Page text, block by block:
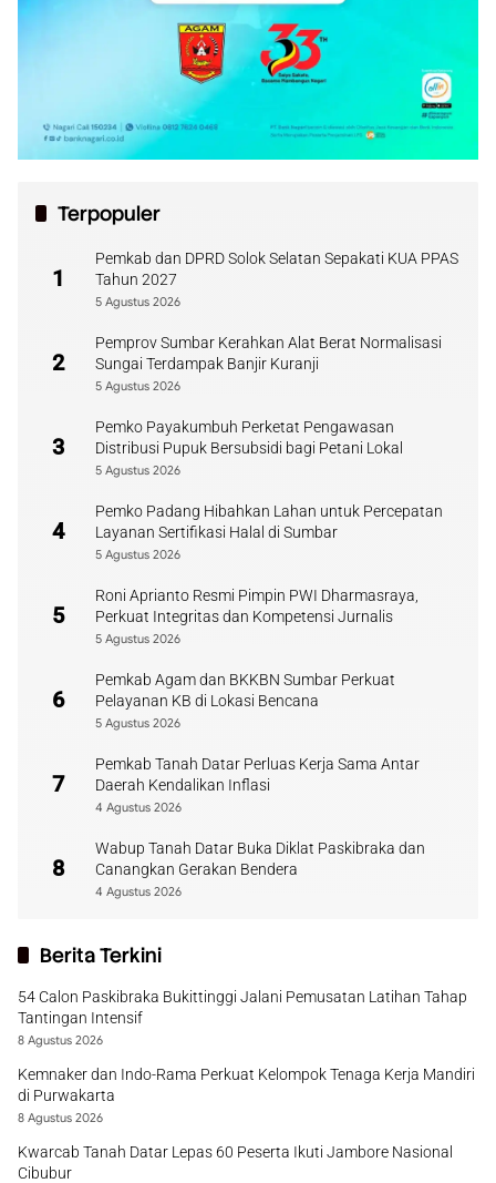
Terpopuler
1
Pemkab dan DPRD Solok Selatan Sepakati KUA PPAS
Tahun 2027
5 Agustus 2026
2
Pemprov Sumbar Kerahkan Alat Berat Normalisasi
Sungai Terdampak Banjir Kuranji
5 Agustus 2026
3
Pemko Payakumbuh Perketat Pengawasan
Distribusi Pupuk Bersubsidi bagi Petani Lokal
5 Agustus 2026
4
Pemko Padang Hibahkan Lahan untuk Percepatan
Layanan Sertifikasi Halal di Sumbar
5 Agustus 2026
5
Roni Aprianto Resmi Pimpin PWI Dharmasraya,
Perkuat Integritas dan Kompetensi Jurnalis
5 Agustus 2026
6
Pemkab Agam dan BKKBN Sumbar Perkuat
Pelayanan KB di Lokasi Bencana
5 Agustus 2026
7
Pemkab Tanah Datar Perluas Kerja Sama Antar
Daerah Kendalikan Inflasi
4 Agustus 2026
8
Wabup Tanah Datar Buka Diklat Paskibraka dan
Canangkan Gerakan Bendera
4 Agustus 2026
Berita Terkini
54 Calon Paskibraka Bukittinggi Jalani Pemusatan Latihan Tahap
Tantingan Intensif
8 Agustus 2026
Kemnaker dan Indo-Rama Perkuat Kelompok Tenaga Kerja Mandiri
di Purwakarta
8 Agustus 2026
Kwarcab Tanah Datar Lepas 60 Peserta Ikuti Jambore Nasional
Cibubur